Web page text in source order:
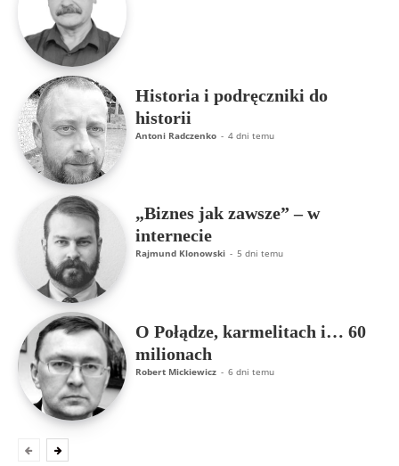
Historia i podręczniki do
historii
Antoni Radczenko - 4 dni temu
„Biznes jak zawsze” – w
internecie
Rajmund Klonowski - 5 dni temu
O Połądze, karmelitach i… 60
milionach
Robert Mickiewicz - 6 dni temu